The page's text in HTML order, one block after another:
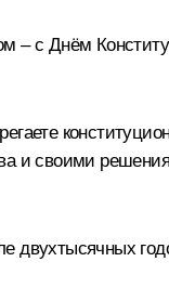
– с Днём
и своими
двухтысячных